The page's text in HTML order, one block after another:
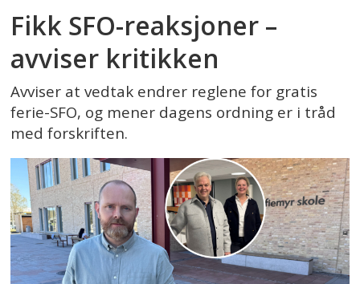
Fikk SFO-reaksjoner –
avviser kritikken
Avviser at vedtak endrer reglene for gratis
ferie-SFO, og mener dagens ordning er i tråd
med forskriften.